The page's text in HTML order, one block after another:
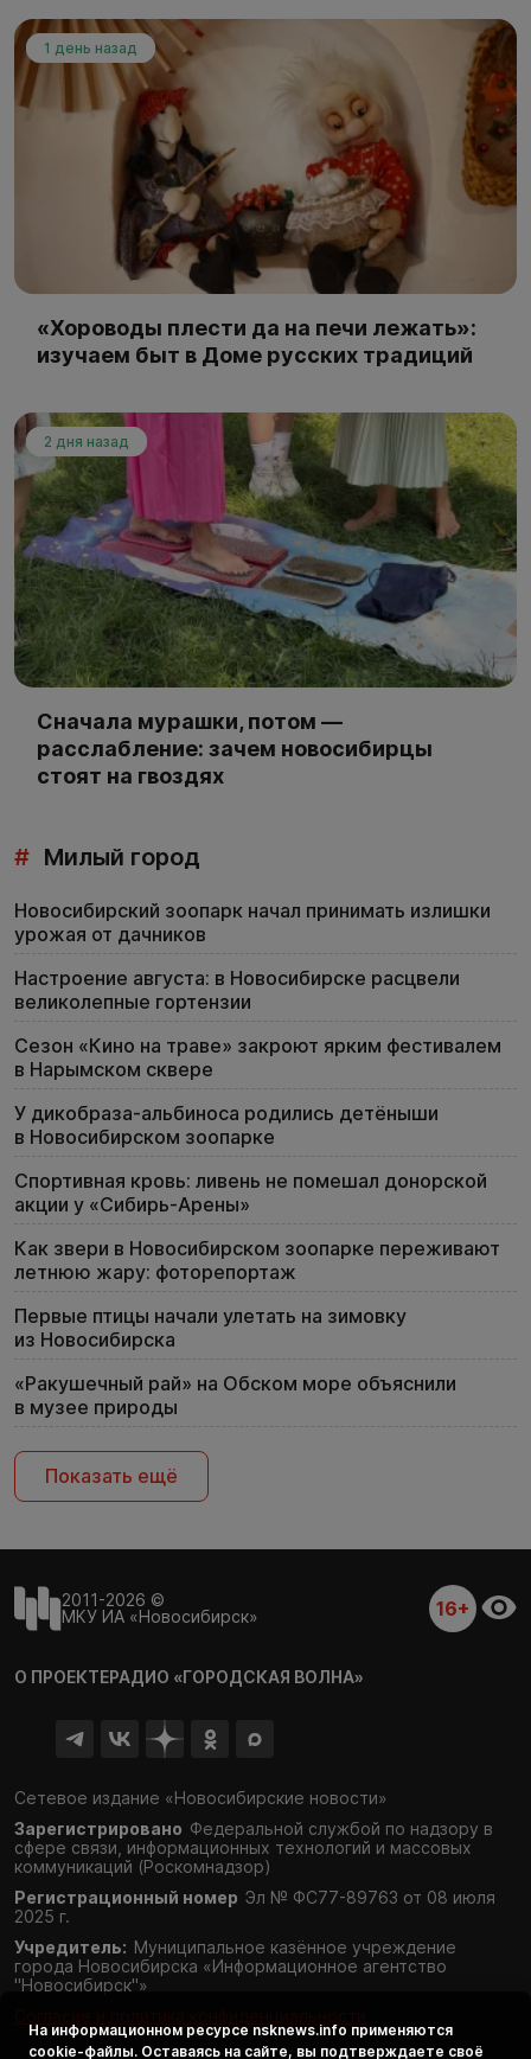
1 день назад
«Хороводы плести да на печи лежать»:
изучаем быт в Доме русских традиций
2 дня назад
Сначала мурашки, потом —
расслабление: зачем новосибирцы
стоят на гвоздях
# Милый город
Новосибирский зоопарк начал принимать излишки
урожая от дачников
Настроение августа: в Новосибирске расцвели
великолепные гортензии
Сезон «Кино на траве» закроют ярким фестивалем
в Нарымском сквере
У дикобраза-альбиноса родились детёныши
в Новосибирском зоопарке
Спортивная кровь: ливень не помешал донорской
акции у «Сибирь-Арены»
Как звери в Новосибирском зоопарке переживают
летнюю жару: фоторепортаж
Первые птицы начали улетать на зимовку
из Новосибирска
«Ракушечный рай» на Обском море объяснили
в музее природы
Показать ещё
2011-2026 ©
МКУ ИА «Новосибирск»
16+
О ПРОЕКТЕРАДИО «ГОРОДСКАЯ ВОЛНА»
Сетевое издание «Новосибирские новости»
Зарегистрировано Федеральной службой по надзору в
сфере связи, информационных технологий и массовых
коммуникаций (Роскомнадзор)
Регистрационный номер Эл № ФС77-89763 от 08 июля
2025 г.
Учредитель: Муниципальное казённое учреждение
города Новосибирска «Информационное агентство
"Новосибирск"»
На информационном ресурсе nsknews.info применяются
cookie-файлы. Оставаясь на сайте, вы подтверждаете своё